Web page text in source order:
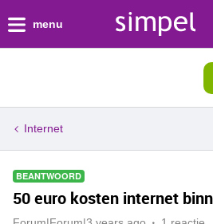
menu
Internet
BEANTWOORD
50 euro kosten internet